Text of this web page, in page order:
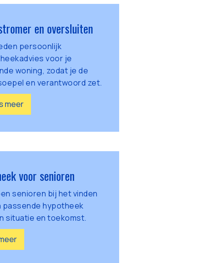
en oversluiten
persoonlijk
voor je
woning, zodat je de
en verantwoord zet.
meer
voor senioren
senioren bij het vinden
passende hypotheek
situatie en toekomst.